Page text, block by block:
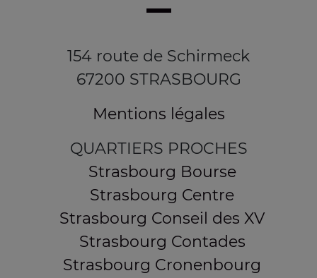
154 route de Schirmeck
67200 STRASBOURG
Mentions légales
QUARTIERS PROCHES
Strasbourg Bourse
Strasbourg Centre
Strasbourg Conseil des XV
Strasbourg Contades
Strasbourg Cronenbourg